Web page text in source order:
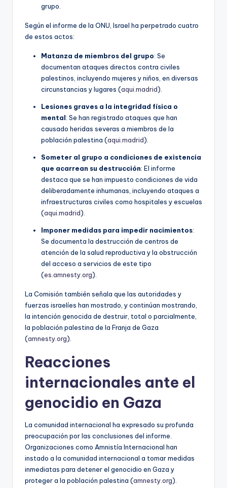
grupo.
Según el informe de la ONU, Israel ha perpetrado cuatro
de estos actos:
Matanza de miembros del grupo: Se
documentan ataques directos contra civiles
palestinos, incluyendo mujeres y niños, en diversas
circunstancias y lugares (aqui.madrid).
Lesiones graves a la integridad física o
mental: Se han registrado ataques que han
causado heridas severas a miembros de la
población palestina (aqui.madrid).
Someter al grupo a condiciones de existencia
que acarrean su destrucción: El informe
destaca que se han impuesto condiciones de vida
deliberadamente inhumanas, incluyendo ataques a
infraestructuras civiles como hospitales y escuelas
(aqui.madrid).
Imponer medidas para impedir nacimientos:
Se documenta la destrucción de centros de
atención de la salud reproductiva y la obstrucción
del acceso a servicios de este tipo
(es.amnesty.org).
La Comisión también señala que las autoridades y
fuerzas israelíes han mostrado, y continúan mostrando,
la intención genocida de destruir, total o parcialmente,
la población palestina de la Franja de Gaza
(amnesty.org).
Reacciones
internacionales ante el
genocidio en Gaza
La comunidad internacional ha expresado su profunda
preocupación por las conclusiones del informe.
Organizaciones como Amnistía Internacional han
instado a la comunidad internacional a tomar medidas
inmediatas para detener el genocidio en Gaza y
proteger a la población palestina (amnesty.org).